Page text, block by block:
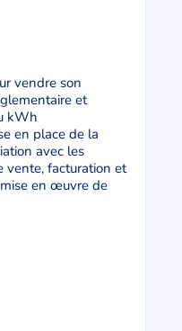
vendre son
et
kWh
en place de la
avec les
vente, facturation et
en œuvre de